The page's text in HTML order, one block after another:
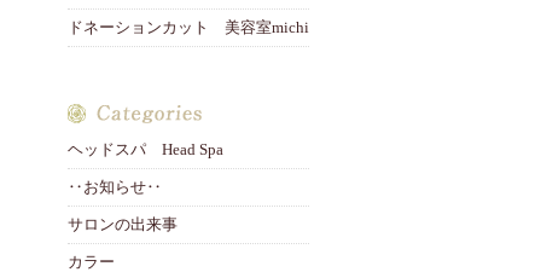
ドネーションカット 美容室michi
ヘッドスパ Head Spa
‥お知らせ‥
サロンの出来事
カラー